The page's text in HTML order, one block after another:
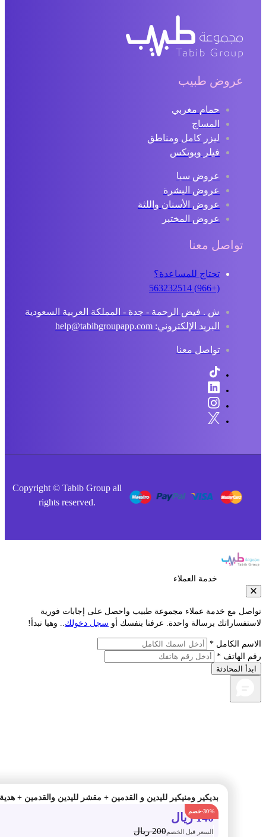
بديكير ومنيكير لليدين و القدمين + مقشر لليدين والقدمين + هدية
-30%
140 ريال
السعر قبل الخصم200 ريال
عروض طبيب
حمام مغربي
المساج
ليزر كامل ومناطق
فيلر وبوتكس
عروض سبا
عروض البشرة
عروض الأسنان واللثة
عروض المختبر
تواصل معنا
تحتاج للمساعدة؟
ش . فيض الرحمة - جدة - المملكة العربية السعودية
البريد الإلكتروني: help@tabibgroupapp.com
تواصل معنا
Copyright © Tabib Group all
rights reserved.
خدمة العملاء
مع خدمة عملاء مجموعة طبيب واحصل على إجابات فورية
برسالة واحدة. عرفنا بنفسك أوسجل دخولك.. وهيا نبدأ!
الكامل *
الهاتف *
المحادثة